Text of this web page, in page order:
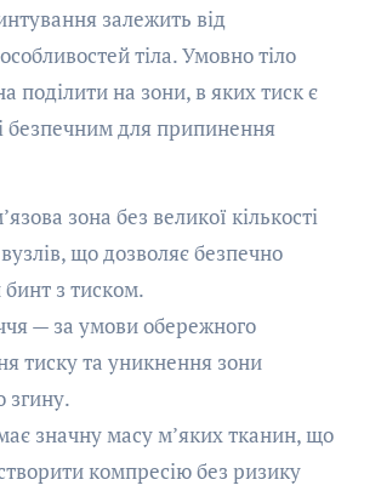
залежить від
тіла. Умовно тіло
поділити на зони, в яких тиск є
безпечним для припинення
зона без великої кількості
що дозволяє безпечно
бинт з тиском.
— за умови обережного
тиску та уникнення зони
згину.
значну масу м’яких тканин, що
компресію без ризику